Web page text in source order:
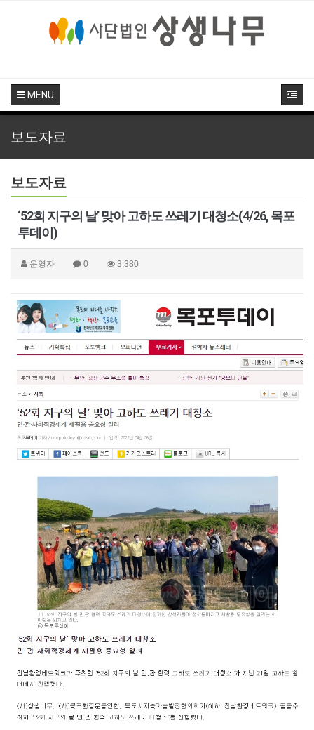
MENU
보도자료
보도자료
‘52회 지구의 날’ 맞아 고하도 쓰레기 대청소(4/26, 목포
투데이)
운영자 0 3,380